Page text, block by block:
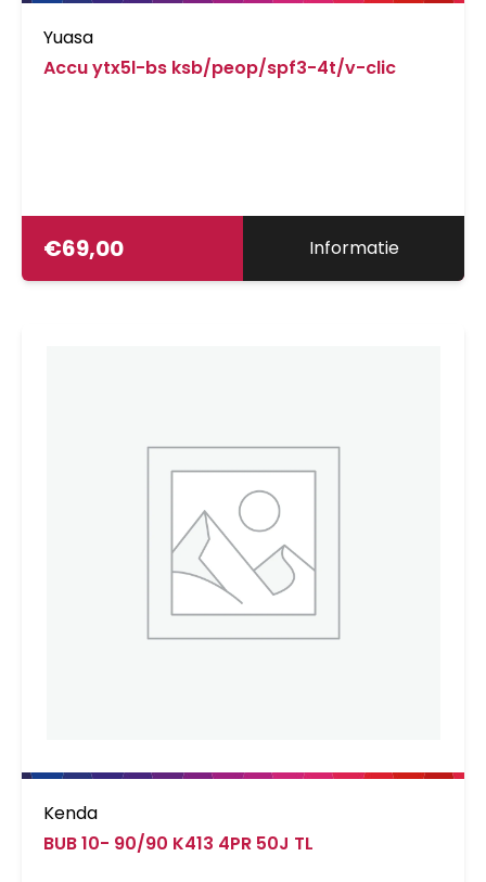
Yuasa
Accu ytx5l-bs ksb/peop/spf3-4t/v-clic
€69,00 Informatie
Kenda
BUB 10- 90/90 K413 4PR 50J TL